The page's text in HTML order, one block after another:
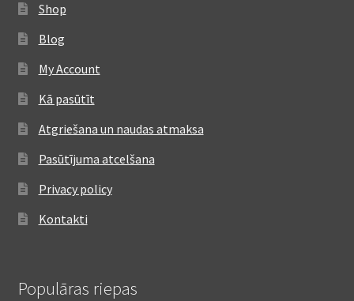
Shop
Blog
My Account
Kā pasūtīt
Atgriešana un naudas atmaksa
Pasūtījuma atcelšana
Privacy policy
Kontakti
Populāras riepas